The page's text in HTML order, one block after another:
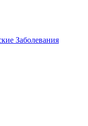
Заболевания